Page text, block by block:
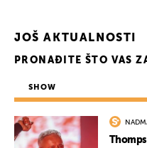
JOŠ AKTUALNOSTI
PRONAĐITE ŠTO VAS
SHOW